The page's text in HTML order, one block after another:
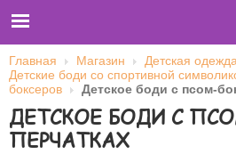
Главная
Футболки
Толстовки (кенгурушки)
Главная Магазин Детская одежда
Детские боди со спортивной
боксеров
Детское боди с псом-
ДЕТСКОЕ БОДИ С
ПЕРЧАТКАХ